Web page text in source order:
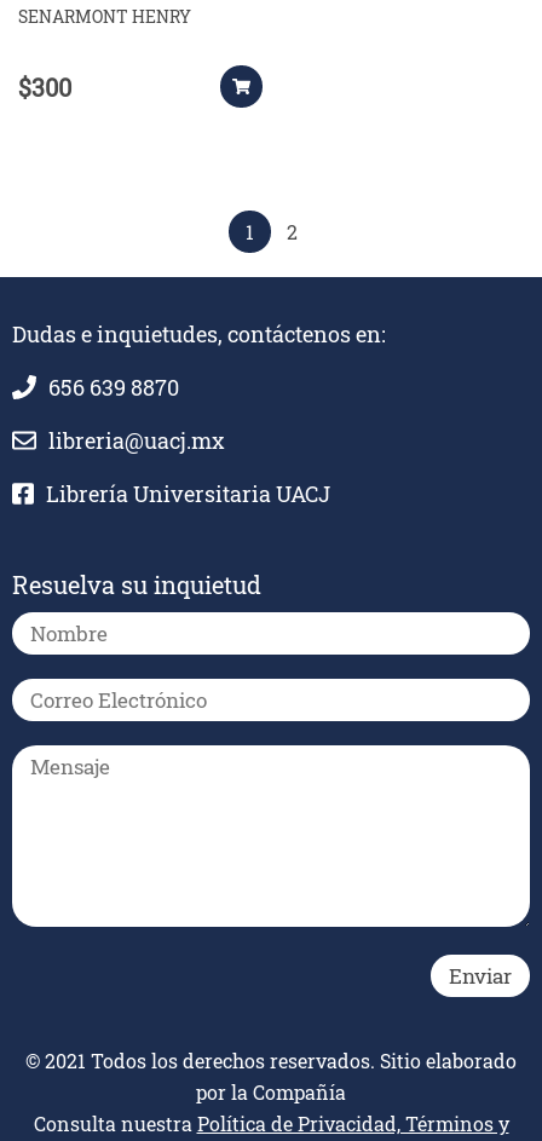
SENARMONT HENRY
$300
1 2
Dudas e inquietudes, contáctenos en:
656 639 8870
libreria@uacj.mx
Librería Universitaria UACJ
Resuelva su inquietud
© 2021 Todos los derechos reservados. Sitio elaborado
por la Compañía
Consulta nuestraPolítica de Privacidad, Términos y